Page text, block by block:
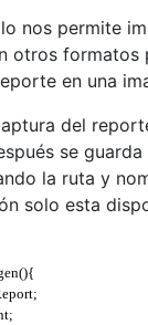
ex) {
("Error JRException:
nos permite
otros formatos
en una
del
se
la ruta y
solo esta
(){
;
;